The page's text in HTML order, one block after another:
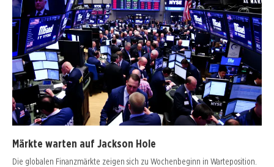
Märkte warten auf Jackson Hole
Die globalen Finanzmärkte zeigen sich zu Wochenbeginn in Warteposition.